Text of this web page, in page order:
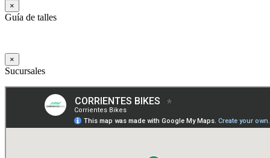
×
Guía de talles
×
Sucursales